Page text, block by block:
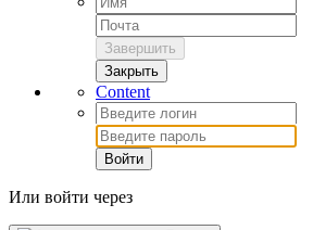
Завершить
Закрыть
Content
Войти
Или войти через